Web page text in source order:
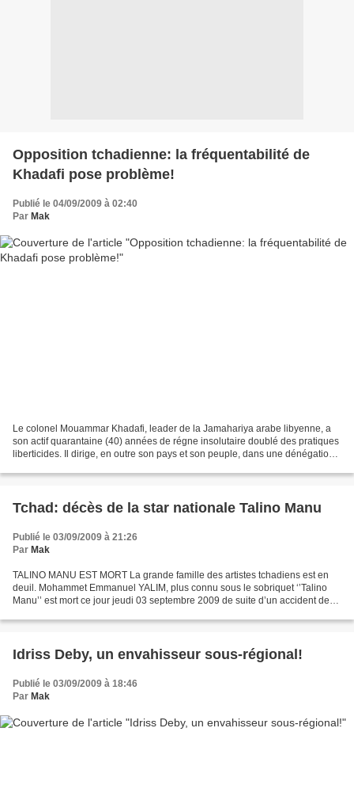
Opposition tchadienne: la fréquentabilité de
Khadafi pose problème!
Publié le 04/09/2009 à 02:40
Par Mak
Le colonel Mouammar Khadafi, leader de la Jamahariya arabe libyenne, a
son actif quarantaine (40) années de régne insolutaire doublé des pratiques
liberticides. Il dirige, en outre son pays et son peuple, dans une dénégation
Tchad: décès de la star nationale Talino Manu
Publié le 03/09/2009 à 21:26
Par Mak
TALINO MANU EST MORT La grande famille des artistes tchadiens est en
deuil. Mohammet Emmanuel YALIM, plus connu sous le sobriquet ‘’Talino
Manu’’ est mort ce jour jeudi 03 septembre 2009 de suite d’un accident de
Idriss Deby, un envahisseur sous-régional!
Publié le 03/09/2009 à 18:46
Par Mak